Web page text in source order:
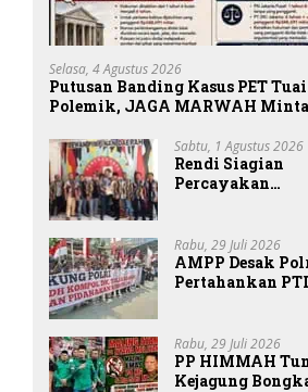
Selasa, 4 Agustus 2026
Putusan Banding Kasus PET Tuai
Polemik, JAGA MARWAH
Sabtu, 1 Agustus 2026
Rendi Siagian
Percayakan
Kota Medan
Josef Sembiring
Rabu, 29 Juli 2026
AMPP Desak
Pertahankan
Rabu, 29 Juli 2026
PP HIMMAH
Kejagung